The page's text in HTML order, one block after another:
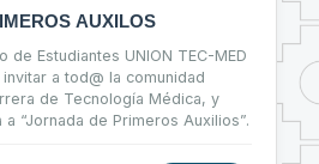
AUXILOS
de Estudiantes UNION TEC-MED
a tod@ la comunidad
de Tecnología Médica, y
“Jornada de Primeros Auxilios”.